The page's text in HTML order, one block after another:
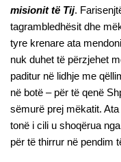
misionit të Tij.
tagrambledhësit dhe
tyre krenare ata
nuk duhet të përzjehet
paditur në lidhje me
në botë – për të qenë
sëmurë prej mëkatit.
tonë i cili u shoqërua
për të thirrur në pendim